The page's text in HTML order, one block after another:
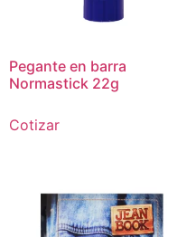
Pegante en barra
Normastick 22g
Cotizar